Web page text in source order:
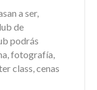
a ser,
de
podrás
fotografía,
class, cenas